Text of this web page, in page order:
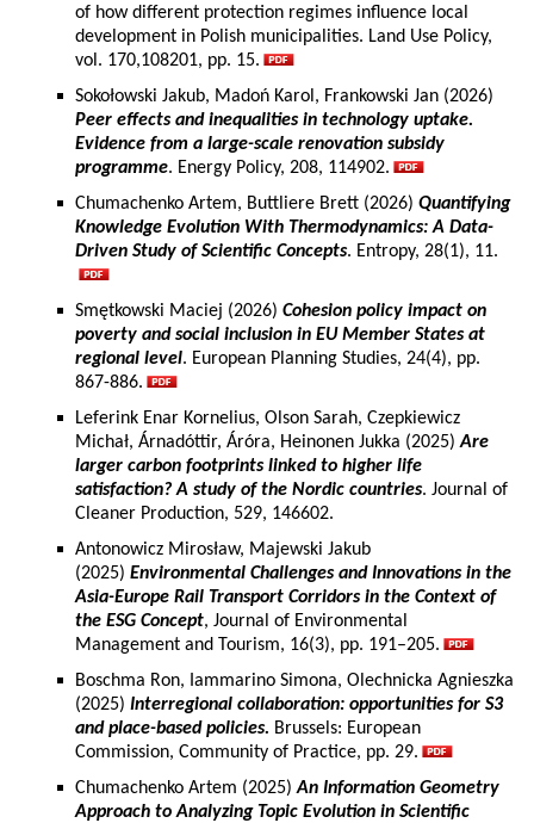
of how different protection regimes influence local
development in Polish municipalities. Land Use Policy,
vol. 170,108201, pp. 15.
Sokołowski Jakub, Madoń Karol, Frankowski Jan (2026)
Peer effects and inequalities in technology uptake.
Evidence from a large-scale renovation subsidy
programme. Energy Policy, 208, 114902.
Chumachenko Artem, Buttliere Brett (2026) Quantifying
Knowledge Evolution With Thermodynamics: A Data-
Driven Study of Scientific Concepts. Entropy, 28(1), 11.
Smętkowski Maciej (2026) Cohesion policy impact on
poverty and social inclusion in EU Member States at
regional level. European Planning Studies, 24(4), pp.
867-886.
Leferink Enar Kornelius, Olson Sarah, Czepkiewicz
Michał, Árnadóttir, Áróra, Heinonen Jukka (2025)Are
larger carbon footprints linked to higher life
satisfaction? A study of the Nordic countries. Journal of
Cleaner Production, 529, 146602.
Antonowicz Mirosław, Majewski Jakub
(2025) Environmental Challenges and Innovations in the
Asia-Europe Rail Transport Corridors in the Context of
the ESG Concept, Journal of Environmental
Management and Tourism, 16(3), pp. 191–205.
Boschma Ron, Iammarino Simona, Olechnicka Agnieszka
(2025) Interregional collaboration: opportunities for S3
and place-based policies. Brussels: European
Commission, Community of Practice, pp. 29.
Chumachenko Artem (2025)An Information Geometry
Approach to Analyzing Topic Evolution in Scientific